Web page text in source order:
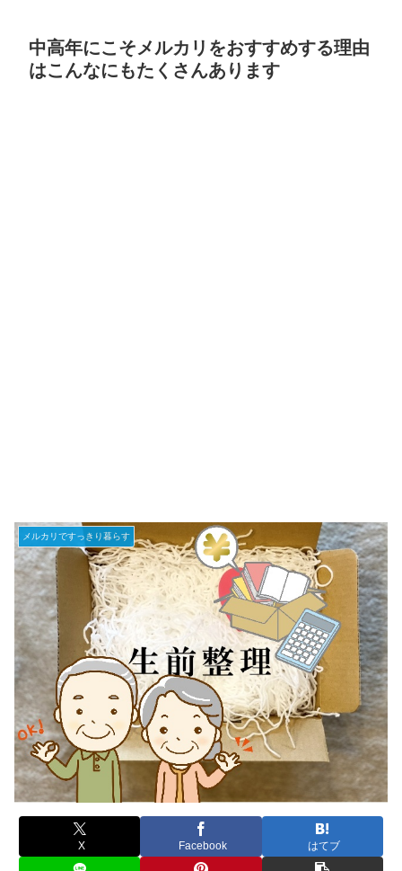
中高年にこそメルカリをおすすめする理由
はこんなにもたくさんあります
メルカリですっきり暮らす
X Facebook はてブ